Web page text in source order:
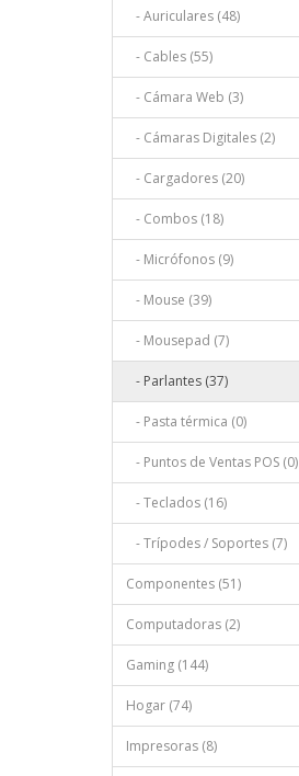
- Auriculares (48)
- Cables (55)
- Cámara Web (3)
- Cámaras Digitales (2)
- Cargadores (20)
- Combos (18)
- Micrófonos (9)
- Mouse (39)
- Mousepad (7)
- Parlantes (37)
- Pasta térmica (0)
- Puntos de Ventas POS (0)
- Teclados (16)
- Trípodes / Soportes (7)
Componentes (51)
Computadoras (2)
Gaming (144)
Hogar (74)
Impresoras (8)